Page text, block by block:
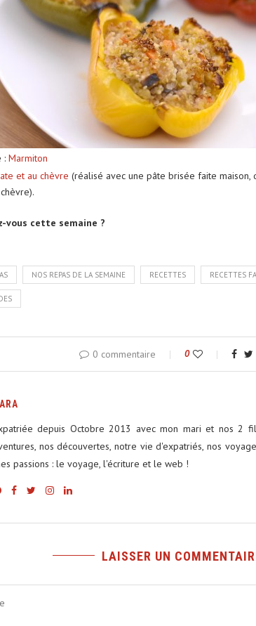
: Marmiton
et au chèvre (réalisé avec une pâte brisée faite
vous cette semaine ?
NOS REPAS DE LA SEMAINE RECETTES RECETTES
0 commentaire 0
depuis Octobre 2013 avec mon mari et nos 2
nos découvertes, notre vie d'expatriés, nos
passions : le voyage, l'écriture et le web !
LAISSER UN